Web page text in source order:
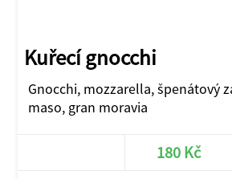
Kuřecí gnocchi
Gnocchi, mozzarella, špenátový
maso, gran moravia
180 Kč